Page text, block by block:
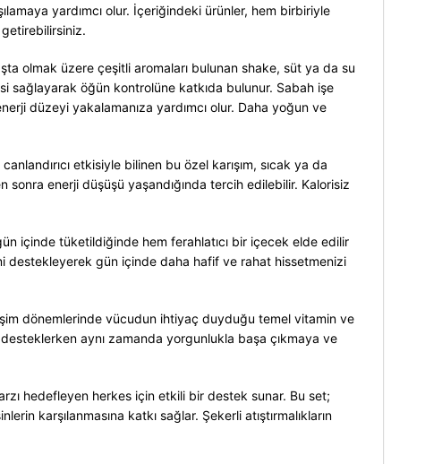
yardımcı olur. İçeriğindeki ürünler, hem birbiriyle
olmak üzere çeşitli aromaları bulunan shake, süt ya da su
sağlayarak öğün kontrolüne katkıda bulunur. Sabah işe
düzeyi yakalamanıza yardımcı olur. Daha yoğun ve
etkisiyle bilinen bu özel karışım, sıcak ya da
enerji düşüşü yaşandığında tercih edilebilir. Kalorisiz
içinde tüketildiğinde hem ferahlatıcı bir içecek elde edilir
destekleyerek gün içinde daha hafif ve rahat hissetmenizi
dönemlerinde vücudun ihtiyaç duyduğu temel vitamin ve
aynı zamanda yorgunlukla başa çıkmaya ve
hedefleyen herkes için etkili bir destek sunar. Bu set;
karşılanmasına katkı sağlar. Şekerli atıştırmalıkların